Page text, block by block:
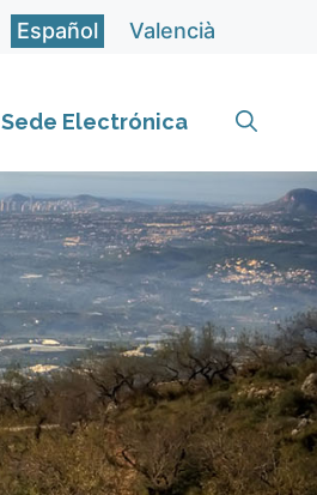
Español Valencià
Sede Electrónica